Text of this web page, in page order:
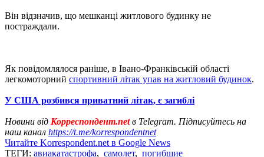
Він відзначив, що мешканці житлового будинку не
постраждали.
Як повідомлялося раніше, в Івано-Франківській області
легкомоторний спортивний літак упав на житловий будинок.
У США розбився приватний літак, є загиблі
Новини від Корреспондент.netв Telegram. Підписуйтесь на
наш канал https://t.me/korrespondentnet
Читайте Korrespondent.net в Google News
ТЕГИ: авиакатастрофа, самолет, погибшие